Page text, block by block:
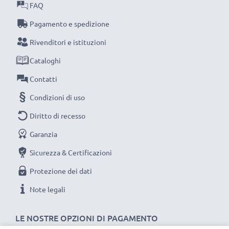
Scegli CELLONIC, scegli la lunga durata, non fare
compromessi sulla qualità: ordina ora!
LE NOSTRE OPZIONI DI PAGAMENTO
FAQ
Pagamento e spedizione
Rivenditori e istituzioni
Cataloghi
Contatti
Condizioni di uso
Diritto di recesso
Garanzia
Sicurezza & Certificazioni
Protezione dei dati
Note legali